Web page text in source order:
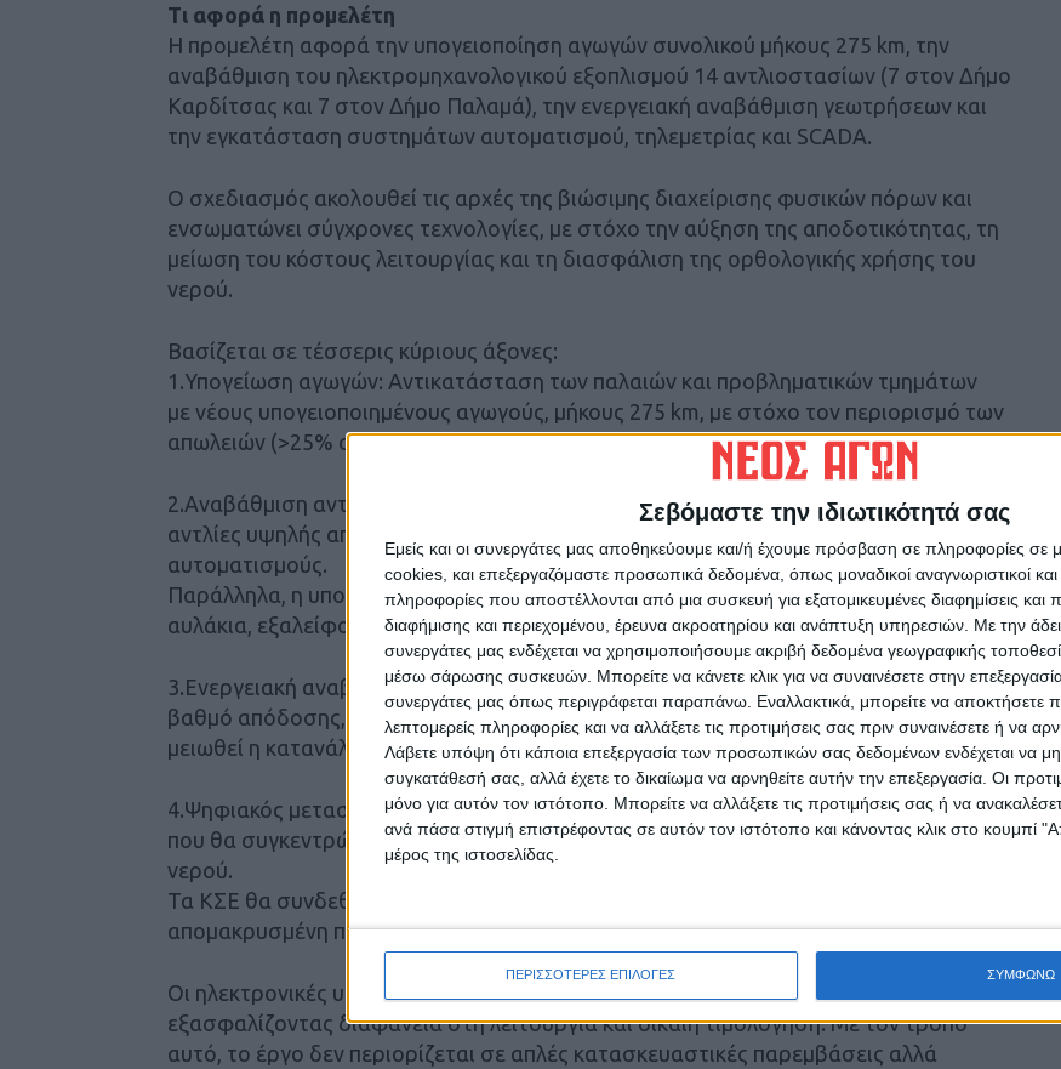
Σεβόμαστε την ιδιωτικότητά σας
Εμείς και οι συνεργάτες μας αποθηκεύουμε και/ή έχουμε πρόσβαση σε πληροφορίες
cookies, και επεξεργαζόμαστε προσωπικά δεδομένα, όπως μοναδικοί αναγνωριστικοί
πληροφορίες που αποστέλλονται από μια συσκευή για εξατομικευμένες διαφημίσεις και
διαφήμισης και περιεχομένου, έρευνα ακροατηρίου και ανάπτυξη υπηρεσιών. Με την
συνεργάτες μας ενδέχεται να χρησιμοποιήσουμε ακριβή δεδομένα γεωγραφικής
μέσω σάρωσης συσκευών. Μπορείτε να κάνετε κλικ για να συναινέσετε στην
συνεργάτες μας όπως περιγράφεται παραπάνω. Εναλλακτικά, μπορείτε να αποκτήσετε
λεπτομερείς πληροφορίες και να αλλάξετε τις προτιμήσεις σας πριν συναινέσετε ή να
Λάβετε υπόψη ότι κάποια επεξεργασία των προσωπικών σας δεδομένων ενδέχεται να
συγκατάθεσή σας, αλλά έχετε το δικαίωμα να αρνηθείτε αυτήν την επεξεργασία. Οι
μόνο για αυτόν τον ιστότοπο. Μπορείτε να αλλάξετε τις προτιμήσεις σας ή να
ανά πάσα στιγμή επιστρέφοντας σε αυτόν τον ιστότοπο και κάνοντας κλικ στο κουμπί
μέρος της ιστοσελίδας.
ΠΕΡΙΣΣΟΤΕΡΕΣ ΕΠΙΛΟΓΕΣ ΣΥΜΦΩΝΩ
Τι αφορά η προμελέτη
Η προμελέτη αφορά την υπογειοποίηση αγωγών συνολικού μήκους 275 km, την
αναβάθμιση του ηλεκτρομηχανολογικού εξοπλισμού 14 αντλιοστασίων (7 στον Δήμο
Καρδίτσας και 7 στον Δήμο Παλαμά), την ενεργειακή αναβάθμιση γεωτρήσεων και
την εγκατάσταση συστημάτων αυτοματισμού, τηλεμετρίας και SCADA.
Ο σχεδιασμός ακολουθεί τις αρχές της βιώσιμης διαχείρισης φυσικών πόρων και
ενσωματώνει σύγχρονες τεχνολογίες, με στόχο την αύξηση της αποδοτικότητας, τη
μείωση του κόστους λειτουργίας και τη διασφάλιση της ορθολογικής χρήσης του
νερού.
Βασίζεται σε τέσσερις κύριους άξονες:
1.Υπογείωση αγωγών: Αντικατάσταση των παλαιών και προβληματικών τμημάτων
με νέους υπογειοποιημένους αγωγούς, μήκους 275 km, με στόχο τον περιορισμό των
απωλειών (>25% σήμερα) και τη μείωση του κόστους συντήρησης.
2.Αναβάθμιση αντλιοστασίων: Εκσυγχρονισμός των 14 αντλιοστασίων με νέες
αντλίες υψηλής απόδοσης, inverter, νέους ηλεκτρολογικούς πίνακες και
αυτοματισμούς.
Παράλληλα, η υπογείωση των δικτύων διανομής θα καταργήσει τα ανοιχτά χωμάτινα
αυλάκια, εξαλείφοντας απώλειες από εξάτμιση και διήθηση.
3.Ενεργειακή αναβάθμιση γεωτρήσεων: Εγκατάσταση νέων αντλιών με υψηλό
βαθμό απόδοσης, συστημάτων προστασίας και εξοικονόμησης ενέργειας, ώστε να
μειωθεί η κατανάλωση κατά 20–30%.
4.Ψηφιακός μετασχηματισμός: Δημιουργία Κεντρικών Σημείων Ελέγχου (ΚΣΕ)
που θα συγκεντρώνουν όλα τα δεδομένα για παροχές, πιέσεις και κατανάλωση
νερού.
Τα ΚΣΕ θα συνδεθούν με σύστημα τηλεμετρίας και SCADA, επιτρέποντας την
απομακρυσμένη παρακολούθηση και τον άμεσο έλεγχο των υποδομών.
Οι ηλεκτρονικές υδροληψίες θα καταγράφουν την κατανάλωση ανά χρήστη,
εξασφαλίζοντας διαφάνεια στη λειτουργία και δίκαιη τιμολόγηση. Με τον τρόπο
αυτό, το έργο δεν περιορίζεται σε απλές κατασκευαστικές παρεμβάσεις αλλά